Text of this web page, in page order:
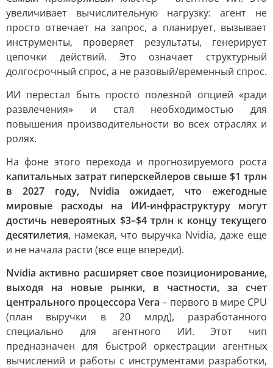
увеличивает вычислительную нагрузку: агент не
просто отвечает на запрос, а планирует, вызывает
инструменты, проверяет результаты, генерирует
цепочки действий. Это означает структурный
долгосрочный спрос, а не разовый/временный спрос.
ИИ перестал быть просто полезной опцией «ради
развлечения» и стал необходимостью для
повышения производительности во всех отраслях и
ролях.
На фоне этого перехода и прогнозируемого роста
капитальных затрат гиперскейлеров свыше $1 трлн
в 2027 году, Nvidia ожидает, что ежегодные
мировые расходы на ИИ-инфраструктуру могут
достичь невероятных $3–$4 трлн к концу текущего
десятилетия, намекая, что выручка Nvidia, даже еще
и не начала расти (все еще впереди).
Nvidia активно расширяет свое позиционирование,
выходя на новые рынки, в частности, за счет
центрального процессора Vera – первого в мире CPU
(план выручки в 20 млрд), разработанного
специально для агентного ИИ. Этот чип
предназначен для быстрой оркестрации агентных
вычислений и работы с инструментами разработки,